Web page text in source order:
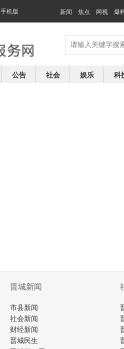
手机版 新闻 焦点 网视 爆
公告 社会 娱乐 科
晋城新闻
市县新闻
社会新闻
财经新闻
晋城民生